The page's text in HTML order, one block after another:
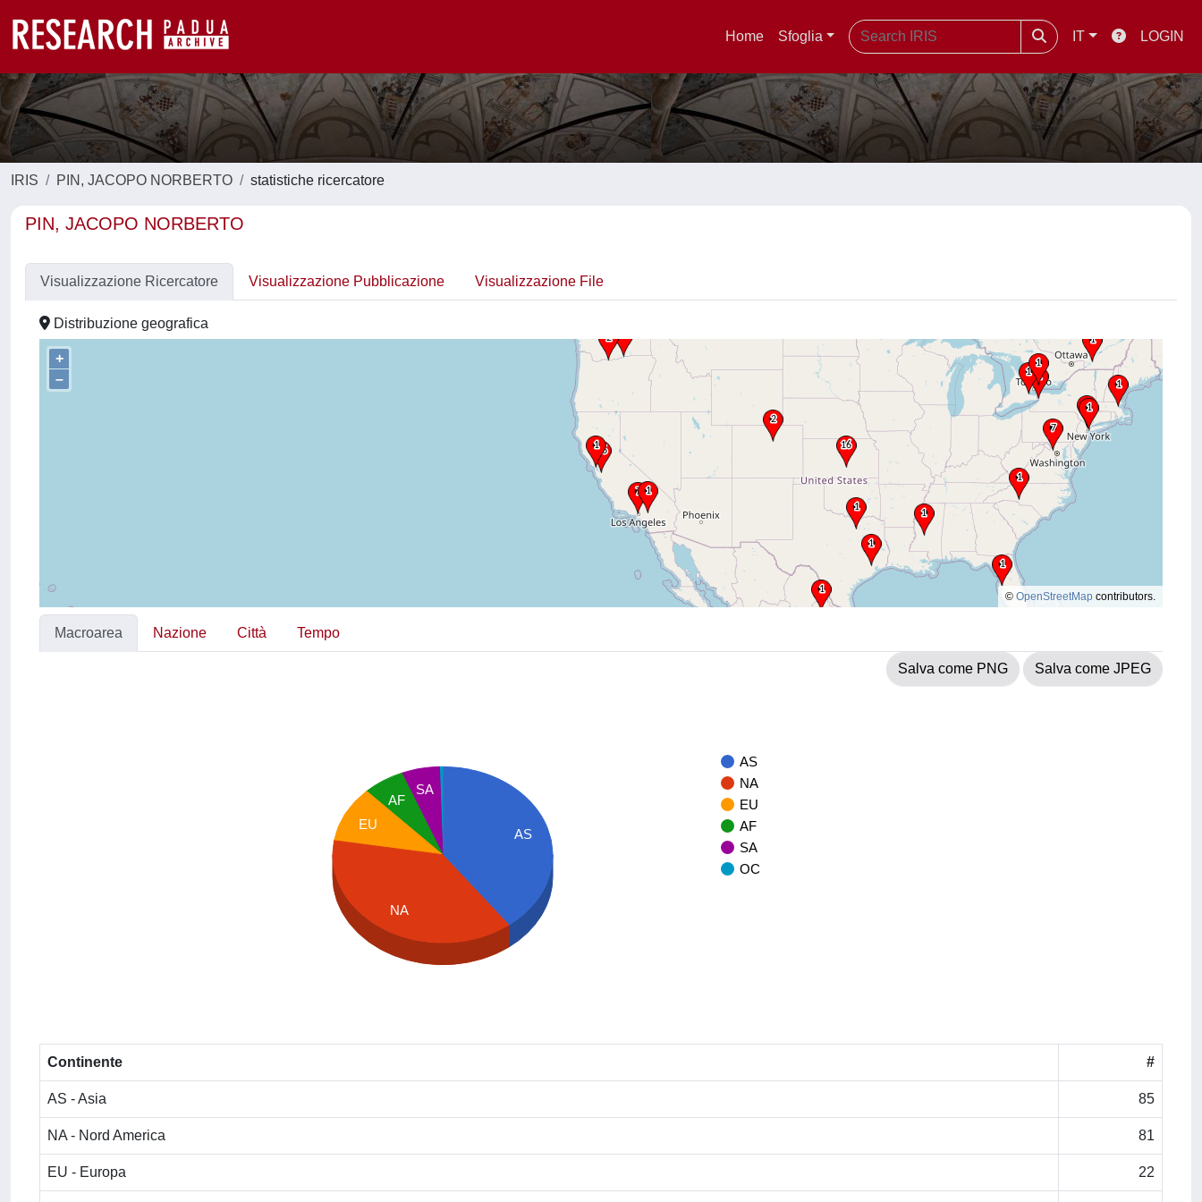
Home Sfoglia IT LOGIN
IRIS PIN, JACOPO NORBERTO statistiche ricercatore
PIN, JACOPO NORBERTO
Visualizzazione Ricercatore Visualizzazione Pubblicazione Visualizzazione File
Distribuzione geografica
+
–
© OpenStreetMap contributors.
Macroarea Nazione Città Tempo
Salva come PNG Salva come JPEG
AS
NA
EU
AF
SA
OC
AS
SA
AF
EU
NA
Continente #
AS - Asia 85
NA - Nord America 81
EU - Europa 22